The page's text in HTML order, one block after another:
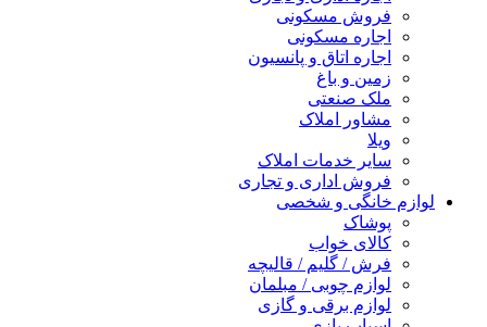
فروش مسکونی
اجاره مسکونی
اجاره اتاق و پانسیون
زمین و باغ
ملک صنعتی
مشاور املاک
ویلا
سایر خدمات املاک
فروش اداری و تجاری
لوازم خانگی و شخصی
پوشاک
کالای خواب
فرش / گلیم / قالیچه
لوازم چوبی / مبلمان
لوازم برقی و گازی